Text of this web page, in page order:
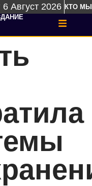
6 Август 2026 КТО МЫ